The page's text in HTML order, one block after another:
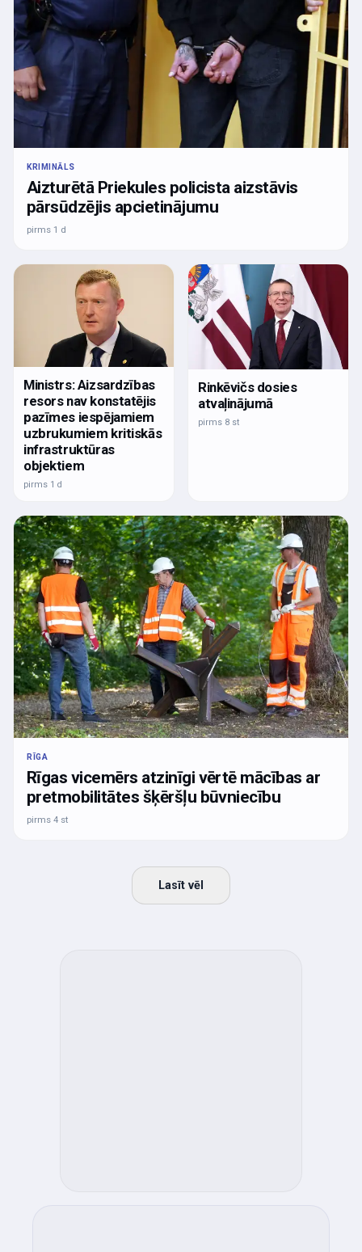
KRIMINĀLS
Aizturētā Priekules policista aizstāvis
pārsūdzējis apcietinājumu
pirms 1 d
Ministrs: Aizsardzības
resors nav konstatējis
pazīmes iespējamiem
uzbrukumiem kritiskās
infrastruktūras
objektiem
pirms 1 d
Rinkēvičs dosies
atvaļinājumā
pirms 8 st
RĪGA
Rīgas vicemērs atzinīgi vērtē mācības ar
pretmobilitātes šķēršļu būvniecību
pirms 4 st
Lasīt vēl